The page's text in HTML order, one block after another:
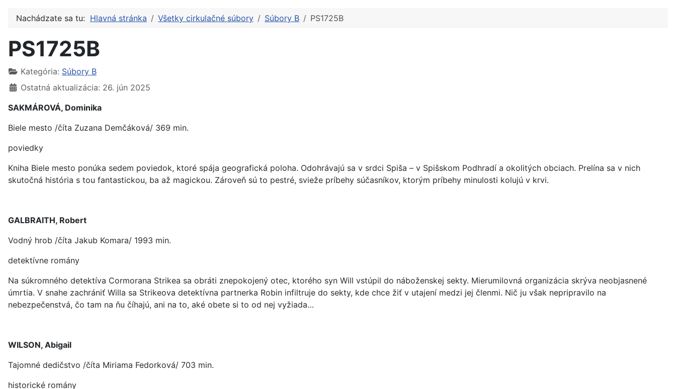
Nachádzate sa tu: Hlavná stránka Všetky cirkulačné súbory Súbory B PS1725B
PS1725B
Kategória: Súbory B
Ostatná aktualizácia: 26. jún 2025
SAKMÁROVÁ, Dominika
Biele mesto /číta Zuzana Demčáková/ 369 min.
poviedky
Kniha Biele mesto ponúka sedem poviedok, ktoré spája geografická poloha. Odohrávajú sa v srdci Spiša – v Spišskom Podhradí a okolitých obciach. Prelína sa v nich
skutočná história s tou fantastickou, ba až magickou. Zároveň sú to pestré, svieže príbehy súčasníkov, ktorým príbehy minulosti kolujú v krvi.
GALBRAITH, Robert
Vodný hrob /číta Jakub Komara/ 1993 min.
detektívne romány
Na súkromného detektíva Cormorana Strikea sa obráti znepokojený otec, ktorého syn Will vstúpil do náboženskej sekty. Mierumilovná organizácia skrýva neobjasnené
úmrtia. V snahe zachrániť Willa sa Strikeova detektívna partnerka Robin infiltruje do sekty, kde chce žiť v utajení medzi jej členmi. Nič ju však nepripravilo na
nebezpečenstvá, čo tam na ňu číhajú, ani na to, aké obete si to od nej vyžiada…
WILSON, Abigail
Tajomné dedičstvo /číta Miriama Fedorková/ 703 min.
historické romány